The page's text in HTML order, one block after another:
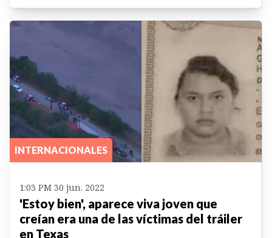
INTERNACIONALES
1:03 PM 30 jun. 2022
'Estoy bien', aparece viva joven que
creían era una de las víctimas del tráiler
en Texas